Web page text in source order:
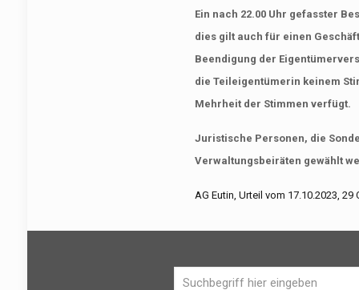
Ein nach 22.00 Uhr gefasster
dies gilt auch für einen
Beendigung der
die Teileigentümerin keinem
Mehrheit der Stimmen verfügt.
Juristische Personen, die
Verwaltungsbeiräten gewählt
AG Eutin, Urteil vom 17.10.2023, 29